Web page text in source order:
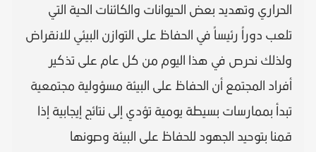
الحراري وتهديد بعض الحيوانات والكائنات الحية التي
تلعب دوراً رئيساً في الحفاظ على التوازن البيئي للانقراض
ولذلك نحرص في هذا اليوم من كل عام على تذكير
أفراد المجتمع أن الحفاظ على البيئة مسؤولية مجتمعية
تبدأ بممارسات بسيطة يومية تؤدي إلى نتائج إيجابية إذا
قمنا بتوحيد الجهود للحفاظ على البيئة وصونها